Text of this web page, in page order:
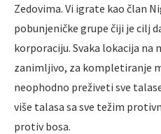
Zedovima. Vi igrate kao član
pobunjeničke grupe čiji je cilj
korporaciju. Svaka lokacija na
zanimljivo, za kompletiranje
neophodno preživeti sve
više talasa sa sve težim
protiv bosa.